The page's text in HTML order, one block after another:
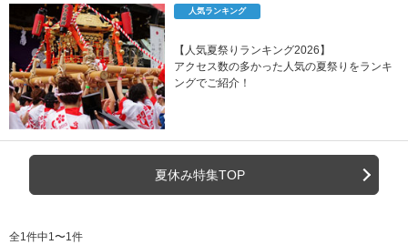
人気ランキング
【人気夏祭りランキング2026】
アクセス数の多かった人気の夏祭りをランキ
ングでご紹介！
夏休み特集TOP
全1件中1〜1件